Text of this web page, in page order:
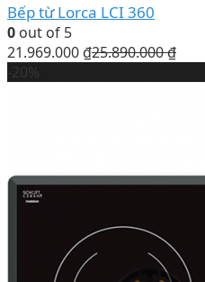
Bếp từ Lorca LCI 360
0 out of 5
21.969.000 ₫25.890.000₫